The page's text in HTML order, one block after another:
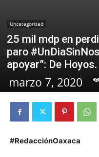
Uncategorized
25 mil mdp en
paro
apoyar”: De Hoyos.
marzo 7, 2020
#RedacciónOaxaca